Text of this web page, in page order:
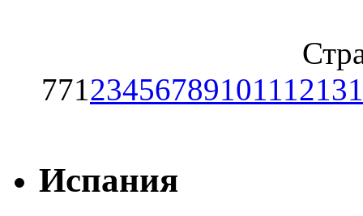
7712345678910111213
Испания